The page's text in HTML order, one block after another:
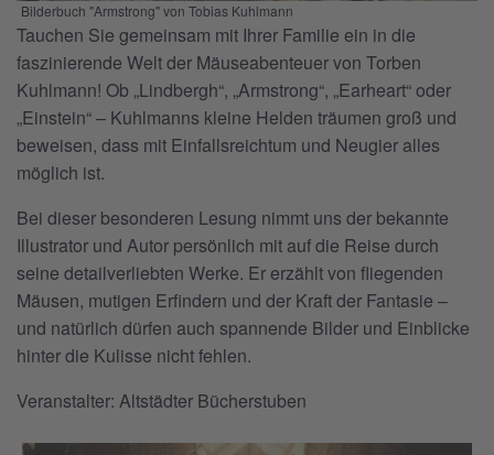
Bilderbuch "Armstrong" von Tobias Kuhlmann
Tauchen Sie gemeinsam mit Ihrer Familie ein in die
faszinierende Welt der Mäuseabenteuer von Torben
Kuhlmann! Ob „Lindbergh“, „Armstrong“, „Earheart“ oder
„Einstein“ – Kuhlmanns kleine Helden träumen groß und
beweisen, dass mit Einfallsreichtum und Neugier alles
möglich ist.
Bei dieser besonderen Lesung nimmt uns der bekannte
Illustrator und Autor persönlich mit auf die Reise durch
seine detailverliebten Werke. Er erzählt von fliegenden
Mäusen, mutigen Erfindern und der Kraft der Fantasie –
und natürlich dürfen auch spannende Bilder und Einblicke
hinter die Kulisse nicht fehlen.
Veranstalter: Altstädter Bücherstuben